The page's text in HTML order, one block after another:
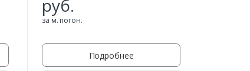
руб.
за м. погон.
Подробнее